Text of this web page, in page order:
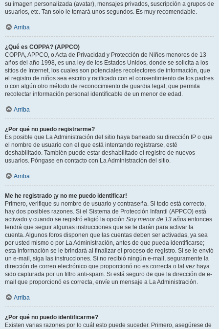
su imagen personalizada (avatar), mensajes privados, suscripción a grupos de
usuarios, etc. Tan solo le tomará unos segundos. Es muy recomendable.
Arriba
¿Qué es COPPA? (APPCO)
COPPA, APPCO, o Acta de Privacidad y Protección de Niños menores de 13
años del año 1998, es una ley de los Estados Unidos, donde se solicita a los
sitios de Internet, los cuales son potenciales recolectores de información, que
el registro de niños sea escrito y ratificado con el consentimiento de los padres
o con algún otro método de reconocimiento de guardia legal, que permita
recolectar información personal identificable de un menor de edad.
Arriba
¿Por qué no puedo registrarme?
Es posible que La Administración del sitio haya baneado su dirección IP o que
el nombre de usuario con el que está intentando registrarse, esté
deshabilitado. También puede estar deshabilitado el registro de nuevos
usuarios. Póngase en contacto con La Administración del sitio.
Arriba
Me he registrado ¡y no me puedo identificar!
Primero, verifique su nombre de usuario y contraseña. Si todo está correcto,
hay dos posibles razones. Si el Sistema de Protección Infantil (APPCO) está
activado y cuando se registró eligió la opción Soy menor de 13 años entonces
tendrá que seguir algunas instrucciones que se le darán para activar la
cuenta. Algunos foros disponen que las cuentas deben ser activadas, ya sea
por usted mismo o por La Administración, antes de que pueda identificarse;
esta información se le brindará al finalizar el proceso de registro. Si se le envió
un e-mail, siga las instrucciones. Si no recibió ningún e-mail, seguramente la
dirección de correo electrónico que proporcionó no es correcta o tal vez haya
sido capturada por un filtro anti-spam. Si está seguro de que la dirección de e-
mail que proporcionó es correcta, envíe un mensaje a La Administración.
Arriba
¿Por qué no puedo identificarme?
Existen varias razones por lo cuál esto puede suceder. Primero, asegúrese de